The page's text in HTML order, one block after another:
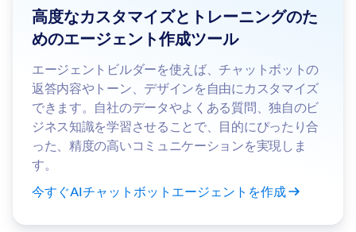
高度なカスタマイズとトレーニングのた
めのエージェント作成ツール
エージェントビルダーを使えば、チャットボットの
返答内容やトーン、デザインを自由にカスタマイズ
できます。自社のデータやよくある質問、独自のビ
ジネス知識を学習させることで、目的にぴったり合
った、精度の高いコミュニケーションを実現しま
す。
今すぐAIチャットボットエージェントを作成